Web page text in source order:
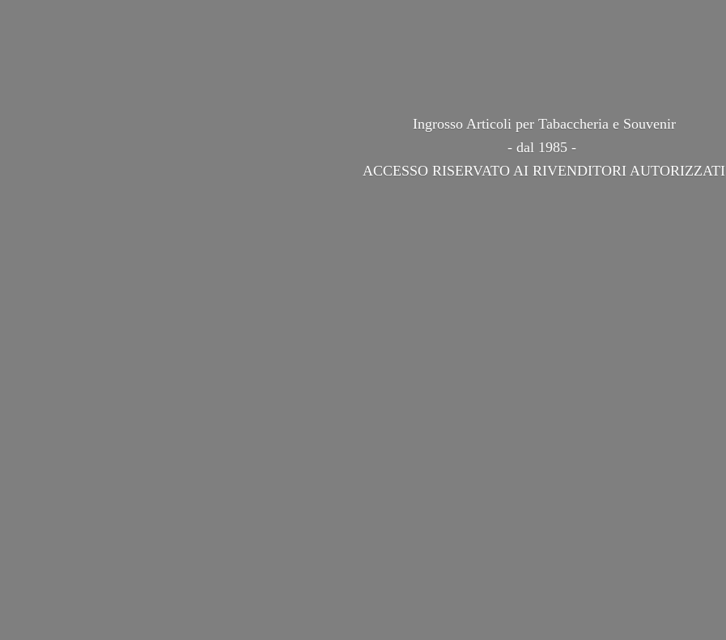
Ingrosso Articoli per Tabaccheria e Souvenir
- dal 1985 -
ACCESSO RISERVATO AI RIVENDITORI AUTORIZZATI